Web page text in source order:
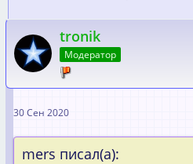
tronik
Модератор
30 Сен 2020
mers писал(а):